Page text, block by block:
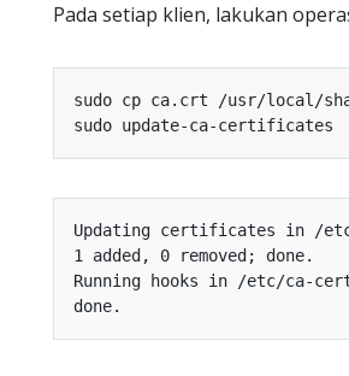
Pada setiap klien, lakukan
Updating certificates in /
1 added, 0 removed; done.
Running hooks in /etc/ca-